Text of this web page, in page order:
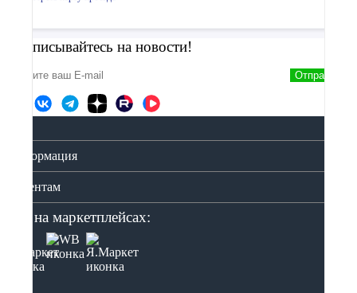
Подписывайтесь на новости!
Отправить
Информация
Клиентам
Мы на маркетплейсах: